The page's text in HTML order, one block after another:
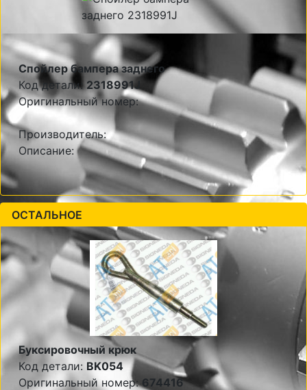
Спойлер бампера заднего
Код детали: 2318991J
Оригинальный номер:
Производитель:
Описание:
ОСТАЛЬНОЕ
Буксировочный крюк
Код детали: BK054
Оригинальный номер:674416